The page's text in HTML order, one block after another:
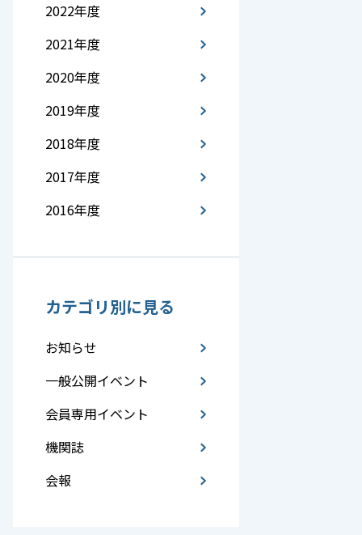
2022年度
2021年度
2020年度
2019年度
2018年度
2017年度
2016年度
カテゴリ別に見る
お知らせ
一般公開イベント
会員専用イベント
機関誌
会報